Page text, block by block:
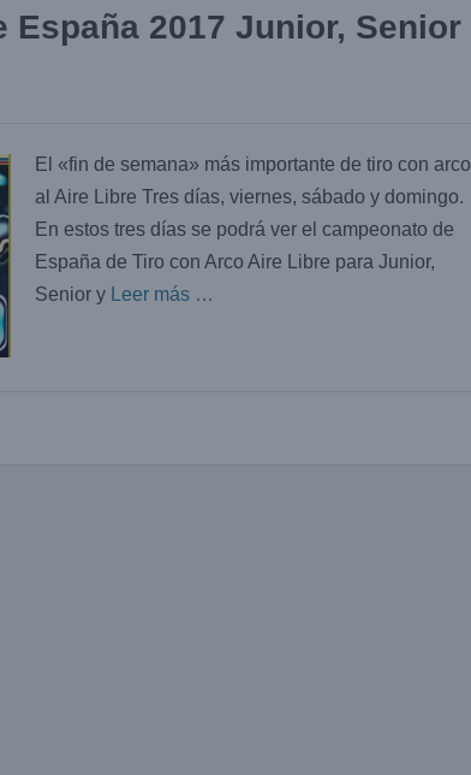
España 2017 Junior, Senior
El «fin de semana» más importante de tiro con arco
al Aire Libre Tres días, viernes, sábado y domingo.
En estos tres días se podrá ver el campeonato de
España de Tiro con Arco Aire Libre para Junior,
Senior y
Leer más …